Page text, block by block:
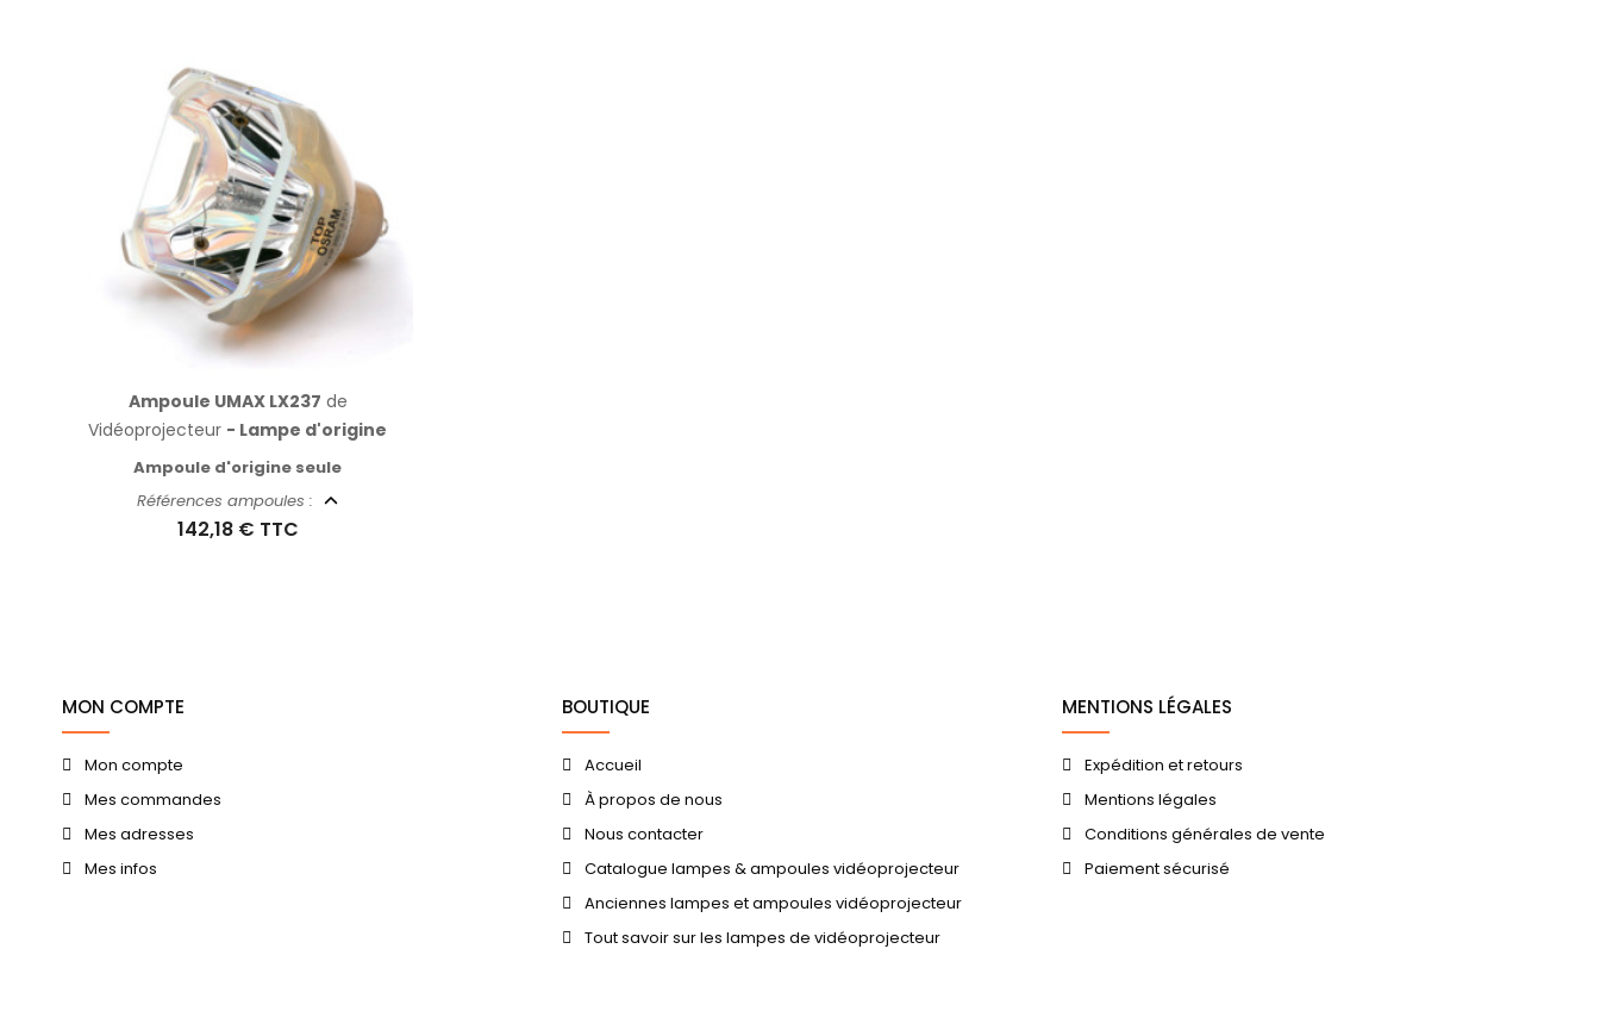
Ampoule UMAX LX237 de
Vidéoprojecteur - Lampe d'origine
Ampoule d'origine seule
Références ampoules :
142,18 € TTC
MON COMPTE
Mon compte
Mes commandes
Mes adresses
Mes infos
BOUTIQUE
Accueil
À propos de nous
Nous contacter
Catalogue lampes & ampoules vidéoprojecteur
Anciennes lampes et ampoules vidéoprojecteur
Tout savoir sur les lampes de vidéoprojecteur
MENTIONS LÉGALES
Expédition et retours
Mentions légales
Conditions générales de vente
Paiement sécurisé